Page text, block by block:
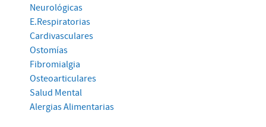
Neurológicas
E.Respiratorias
Cardivasculares
Ostomías
Fibromialgia
Osteoarticulares
Salud Mental
Alergias Alimentarias